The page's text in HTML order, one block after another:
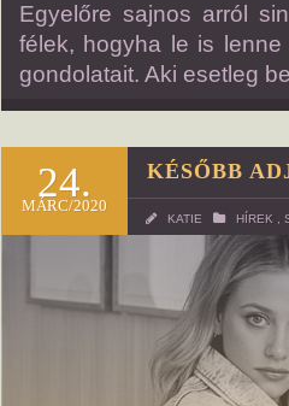
Egyelőre sajnos arról
félek, hogyha le is
gondolatait. Aki esetleg
24.
MÁRC/2020
KÉSŐBB
KATIE HÍREK